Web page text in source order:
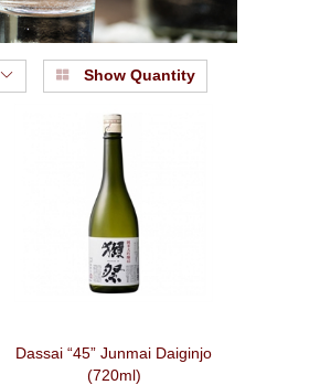
Show Quantity
Dassai “45” Junmai Daiginjo
(720ml)